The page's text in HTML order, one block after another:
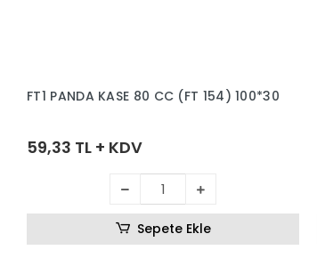
FT1 PANDA KASE 80 CC (FT 154) 100*30
59,33 TL + KDV
Sepete Ekle